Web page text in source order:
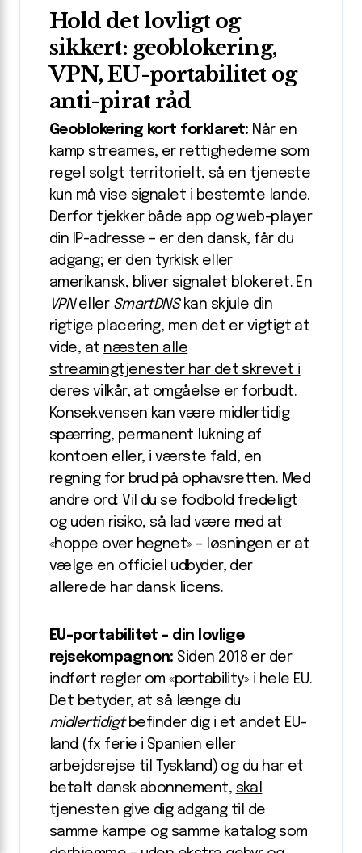
Hold det lovligt og
sikkert: geoblokering,
VPN, EU-portabilitet og
anti-pirat råd
Geoblokering kort forklaret: Når en
kamp streames, er rettighederne som
regel solgt territorielt, så en tjeneste
kun må vise signalet i bestemte lande.
Derfor tjekker både app og web-player
din IP-adresse – er den dansk, får du
adgang; er den tyrkisk eller
amerikansk, bliver signalet blokeret. En
VPNeller SmartDNSkan skjule din
rigtige placering, men det er vigtigt at
vide, at næsten alle
streamingtjenester har det skrevet i
deres vilkår, at omgåelse er forbudt.
Konsekvensen kan være midlertidig
spærring, permanent lukning af
kontoen eller, i værste fald, en
regning for brud på ophavsretten. Med
andre ord: Vil du se fodbold fredeligt
og uden risiko, så lad være med at
«hoppe over hegnet» – løsningen er at
vælge en officiel udbyder, der
allerede har dansk licens.
EU-portabilitet – din lovlige
rejsekompagnon: Siden 2018 er der
indført regler om «portability» i hele EU.
Det betyder, at så længe du
midlertidigtbefinder dig i et andet EU-
land (fx ferie i Spanien eller
arbejdsrejse til Tyskland) og du har et
betalt dansk abonnement, skal
tjenesten give dig adgang til de
samme kampe og samme katalog som